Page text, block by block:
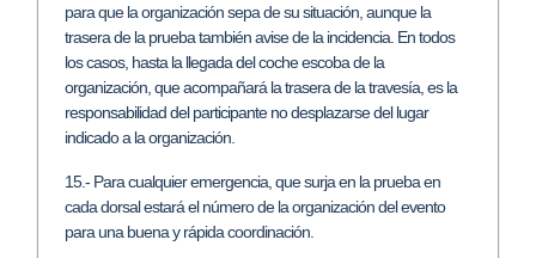
para que la organización sepa de su situación, aunque la
trasera de la prueba también avise de la incidencia. En todos
los casos, hasta la llegada del coche escoba de la
organización, que acompañará la trasera de la travesía, es la
responsabilidad del participante no desplazarse del lugar
indicado a la organización.
15.- Para cualquier emergencia, que surja en la prueba en
cada dorsal estará el número de la organización del evento
para una buena y rápida coordinación.